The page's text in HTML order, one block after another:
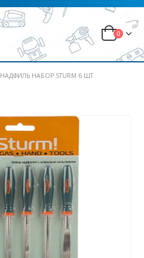
0
НАДФИЛЬ НАБОР STURM 6 ШТ